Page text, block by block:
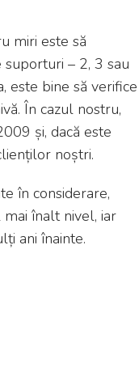
miri este să
– 2, 3 sau
este bine să verifice
În cazul nostru,
și, dacă este
noștri.
în considerare,
înalt nivel, iar
ani înainte.